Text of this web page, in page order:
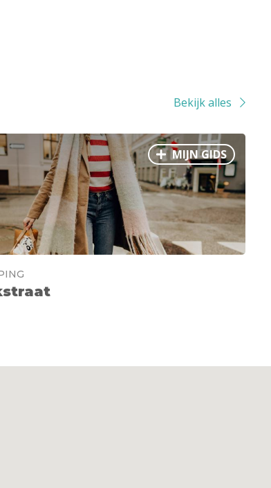
Bekijk alles
MIJN GIDS